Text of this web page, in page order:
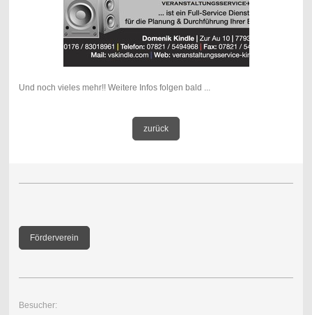
Und noch vieles mehr!! Weitere Infos folgen bald ...
zurück
Förderverein
Besucher: